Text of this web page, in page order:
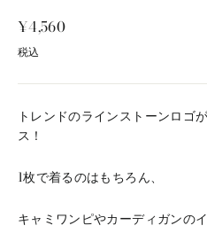
通
常
価
格
¥4,560
税込
トレンドのラインストーンロゴ
ス！
1枚で着るのはもちろん、
キャミワンピやカーディガンの